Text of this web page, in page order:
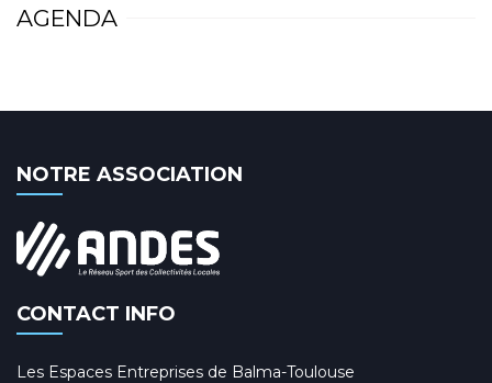
AGENDA
NOTRE ASSOCIATION
CONTACT INFO
Les Espaces Entreprises de Balma-Toulouse